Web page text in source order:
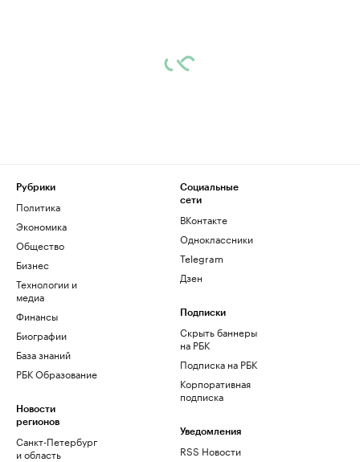
Рубрики
Политика
Экономика
Общество
Бизнес
Технологии и
медиа
Финансы
Биографии
База знаний
РБК Образование
Новости
регионов
Санкт-Петербург
и область
Социальные
сети
ВКонтакте
Одноклассники
Telegram
Дзен
Подписки
Скрыть баннеры
на РБК
Подписка на РБК
Корпоративная
подписка
Уведомления
RSS Новости